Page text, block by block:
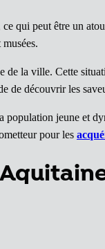
qui peut être un
la ville. Cette
de découvrir les
population jeune et
pour les